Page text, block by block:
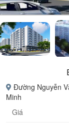
Đường Nguyễn
Minh
Giá